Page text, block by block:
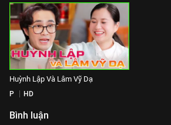
Huỳnh Lập Và Lâm Vỹ Dạ
P HD
Bình luận